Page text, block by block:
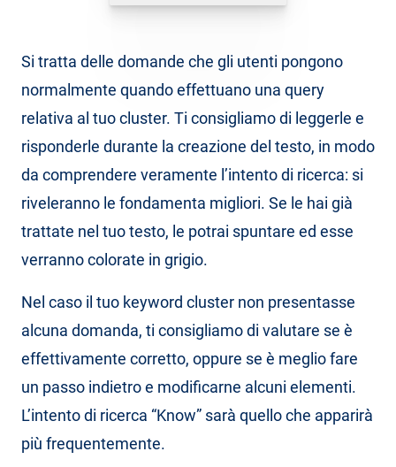
Si tratta delle domande che gli utenti pongono
normalmente quando effettuano una query
relativa al tuo cluster. Ti consigliamo di leggerle e
risponderle durante la creazione del testo, in modo
da comprendere veramente l’intento di ricerca: si
riveleranno le fondamenta migliori. Se le hai già
trattate nel tuo testo, le potrai spuntare ed esse
verranno colorate in grigio.
Nel caso il tuo keyword cluster non presentasse
alcuna domanda, ti consigliamo di valutare se è
effettivamente corretto, oppure se è meglio fare
un passo indietro e modificarne alcuni elementi.
L’intento di ricerca “Know” sarà quello che apparirà
più frequentemente.